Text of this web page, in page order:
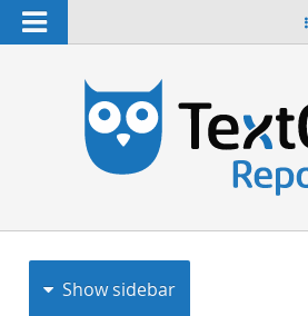
Navigation
Show sidebar